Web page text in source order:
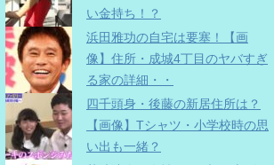
い金持ち！？
浜田雅功の自宅は要塞！【画
像】住所・成城4丁目のヤバすぎ
る家の詳細・・
四千頭身・後藤の新居住所は？
【画像】Tシャツ・小学校時の思
い出も一緒？